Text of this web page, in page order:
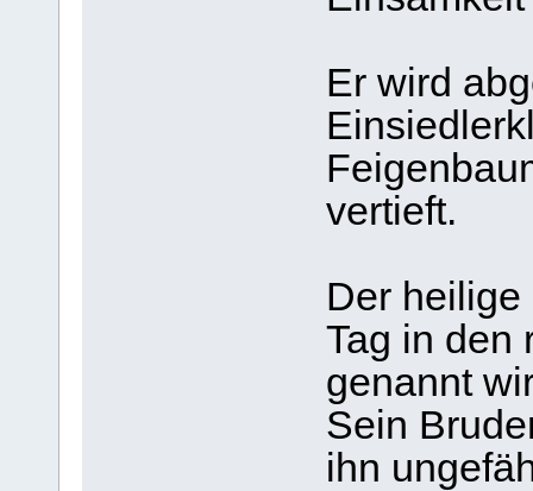
Er wird
vertieft.
Der
Tag in den
genannt
Sein
ihn